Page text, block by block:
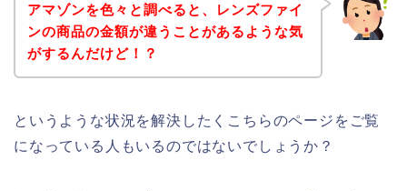
アマゾンを色々と調べると、レンズファイ
ンの商品の金額が違うことがあるような気
がするんだけど！？
というような状況を解決したくこちらのページをご覧
になっている人もいるのではないでしょうか？